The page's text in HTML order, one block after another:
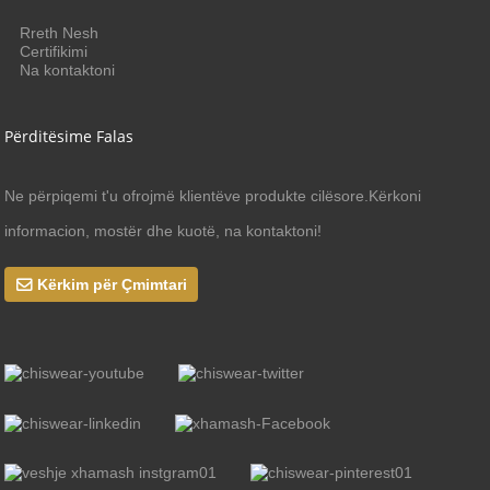
Rreth Nesh
Certifikimi
Na kontaktoni
Përditësime Falas
Ne përpiqemi t'u ofrojmë klientëve produkte cilësore.Kërkoni
informacion, mostër dhe kuotë, na kontaktoni!
Kërkim për Çmimtari